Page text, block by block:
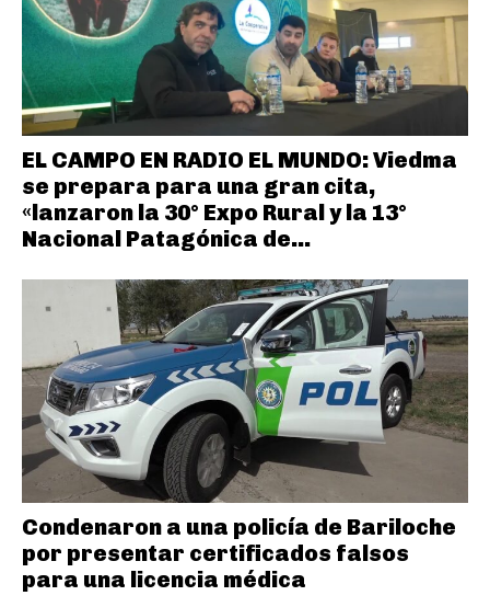
EL CAMPO EN RADIO EL MUNDO: Viedma
se prepara para una gran cita,
«lanzaron la 30° Expo Rural y la 13°
Nacional Patagónica de...
Condenaron a una policía de Bariloche
por presentar certificados falsos
para una licencia médica